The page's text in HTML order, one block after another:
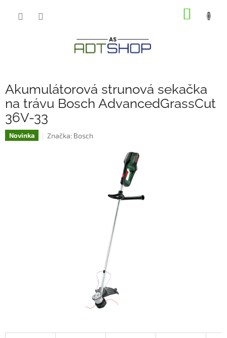
Akumulátorová strunová sekačka
na trávu Bosch AdvancedGrassCut
36V-33
Novinka Značka: Bosch